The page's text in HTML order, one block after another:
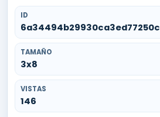
ID
6a34494b29930ca3ed77250c
TAMAÑO
3x8
VISTAS
146